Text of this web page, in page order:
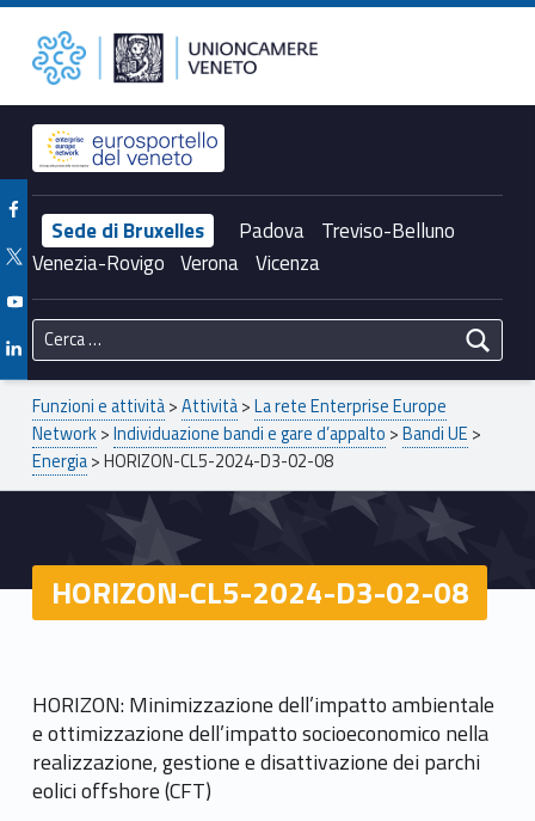
HORIZON-CL5-2024-D3-02-08 – Unioncamere del Veneto Unioncamere del Veneto
Header info sidebar
Sede di Bruxelles Padova Treviso-Belluno
Venezia-Rovigo Verona Vicenza
Facebook Unioncamere Veneto
Twitter Unioncamere Veneto
Youtube Unioncamere Veneto
Linkedin Unioncamere Veneto
Ricerca per:
Breadcrumbs navigation
Funzioni e attività>Attività>La rete Enterprise Europe
Network>Individuazione bandi e gare d’appalto >Bandi UE >
Energia>HORIZON-CL5-2024-D3-02-08
HORIZON-CL5-2024-D3-02-08
HORIZON: Minimizzazione dell’impatto ambientale
e ottimizzazione dell’impatto socioeconomico nella
realizzazione, gestione e disattivazione dei parchi
eolici offshore (CFT)